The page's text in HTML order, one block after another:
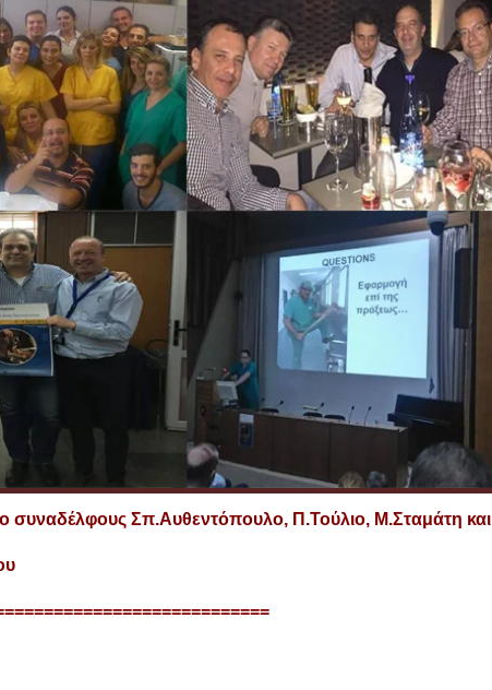
συναδέλφους Σπ.Αυθεντόπουλο, Π.Τούλιο, Μ.Σταμάτη και